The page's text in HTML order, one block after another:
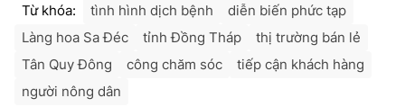
THỜI BÁO VTV
Từ khóa: tình hình dịch bệnh
diễn biến phức tạp
Làng hoa Sa Đéc
tỉnh Đồng Tháp
thị trường bán lẻ
Tân Quy Đông
công chăm sóc
tiếp cận khách hàng
người nông dân